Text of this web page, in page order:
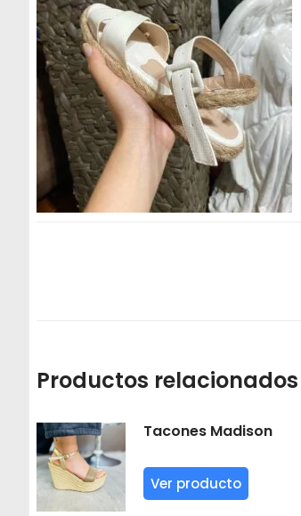
Productos relacionados
Tacones Madison
Ver producto